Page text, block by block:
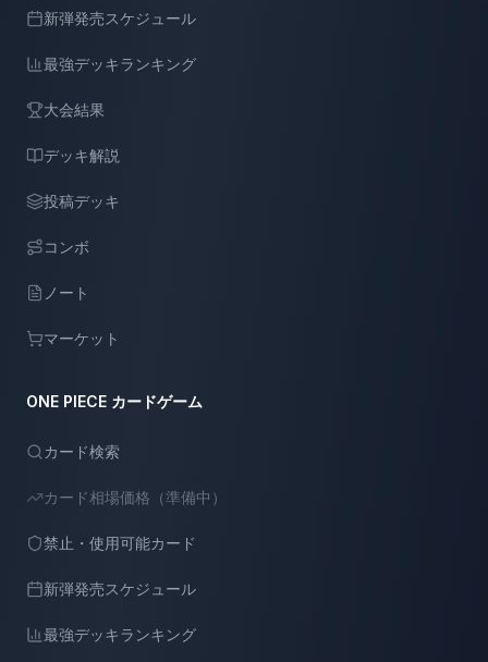
新弾発売スケジュール
最強デッキランキング
大会結果
デッキ解説
投稿デッキ
コンボ
ノート
マーケット
ONE PIECE カードゲーム
カード検索
カード相場価格（準備中）
禁止・使用可能カード
新弾発売スケジュール
最強デッキランキング